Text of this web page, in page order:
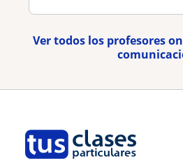
Ver todos los profesores